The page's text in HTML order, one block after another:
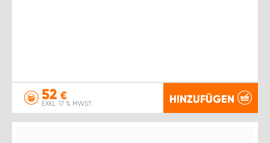
52 €
EXKL. 17 % MWST. HINZUFÜGEN